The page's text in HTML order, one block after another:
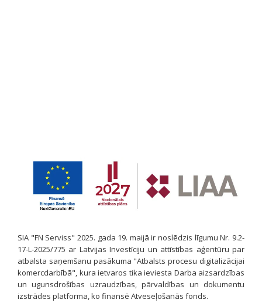
SIA "FN Serviss" 2025. gada 19. maijā ir noslēdzis līgumu Nr. 9.2-
17-L-2025/775 ar Latvijas Investīciju un attīstības aģentūru par
atbalsta saņemšanu pasākuma "Atbalsts procesu digitalizācijai
komercdarbībā", kura ietvaros tika ieviesta Darba aizsardzības
un ugunsdrošības uzraudzības, pārvaldības un dokumentu
izstrādes platforma, ko finansē Atveseļošanās fonds.